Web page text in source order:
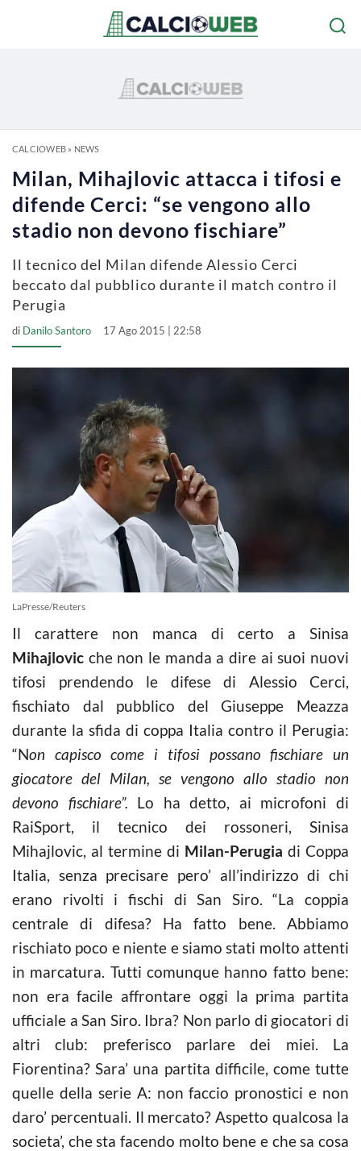
CALCIOWEB» NEWS
Milan, Mihajlovic attacca i tifosi e
difende Cerci: “se vengono allo
stadio non devono fischiare”
Il tecnico del Milan difende Alessio Cerci
beccato dal pubblico durante il match contro il
Perugia
di Danilo Santoro 17 Ago 2015 | 22:58
LaPresse/Reuters
Il carattere non manca di certo a Sinisa
Mihajlovic che non le manda a dire ai suoi nuovi
tifosi prendendo le difese di Alessio Cerci,
fischiato dal pubblico del Giuseppe Meazza
durante la sfida di coppa Italia contro il Perugia:
“Non capisco come i tifosi possano fischiare un
giocatore del Milan, se vengono allo stadio non
devono fischiare”. Lo ha detto, ai microfoni di
RaiSport, il tecnico dei rossoneri, Sinisa
Mihajlovic, al termine di Milan-Perugia di Coppa
Italia, senza precisare pero’ all’indirizzo di chi
erano rivolti i fischi di San Siro. “La coppia
centrale di difesa? Ha fatto bene. Abbiamo
rischiato poco e niente e siamo stati molto attenti
in marcatura. Tutti comunque hanno fatto bene:
non era facile affrontare oggi la prima partita
ufficiale a San Siro. Ibra? Non parlo di giocatori di
altri club: preferisco parlare dei miei. La
Fiorentina? Sara’ una partita difficile, come tutte
quelle della serie A: non faccio pronostici e non
daro’ percentuali. Il mercato? Aspetto qualcosa la
societa’, che sta facendo molto bene e che sa cosa